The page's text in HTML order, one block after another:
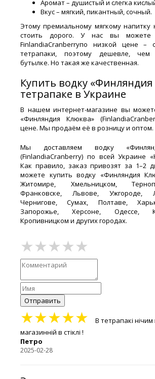
Аромат – душистый и слегка
Вкус – мягкий, пикантный, сочный.
Этому премиальному мягкому напитку
стоить дорого. У нас вы можете
FinlandiaCranberryпо низкой цене –
тетрапаки, поэтому дешевле, чем
бутылке. Но такая же качественная.
Купить водку
тетрапаке в Украине
В нашем интернет-магазине вы
«Финляндия Клюква»
цене. Мы продаём её в розницу и оптом.
Мы доставляем водку
(FinlandiaCranberry) по всей Украине
Как правило, заказ привозят за 1–2
можете купить водку «Финляндия
Житомире, Хмельницком,
Франковске, Львове, Ужгороде,
Чернигове, Сумах, Полтаве,
Запорожье, Херсоне, Одессе,
Кропивницком и других городах.
Отправить
★★★★★
В тетрапакі
магазинній в стіклі !
Петро
2025-02-28